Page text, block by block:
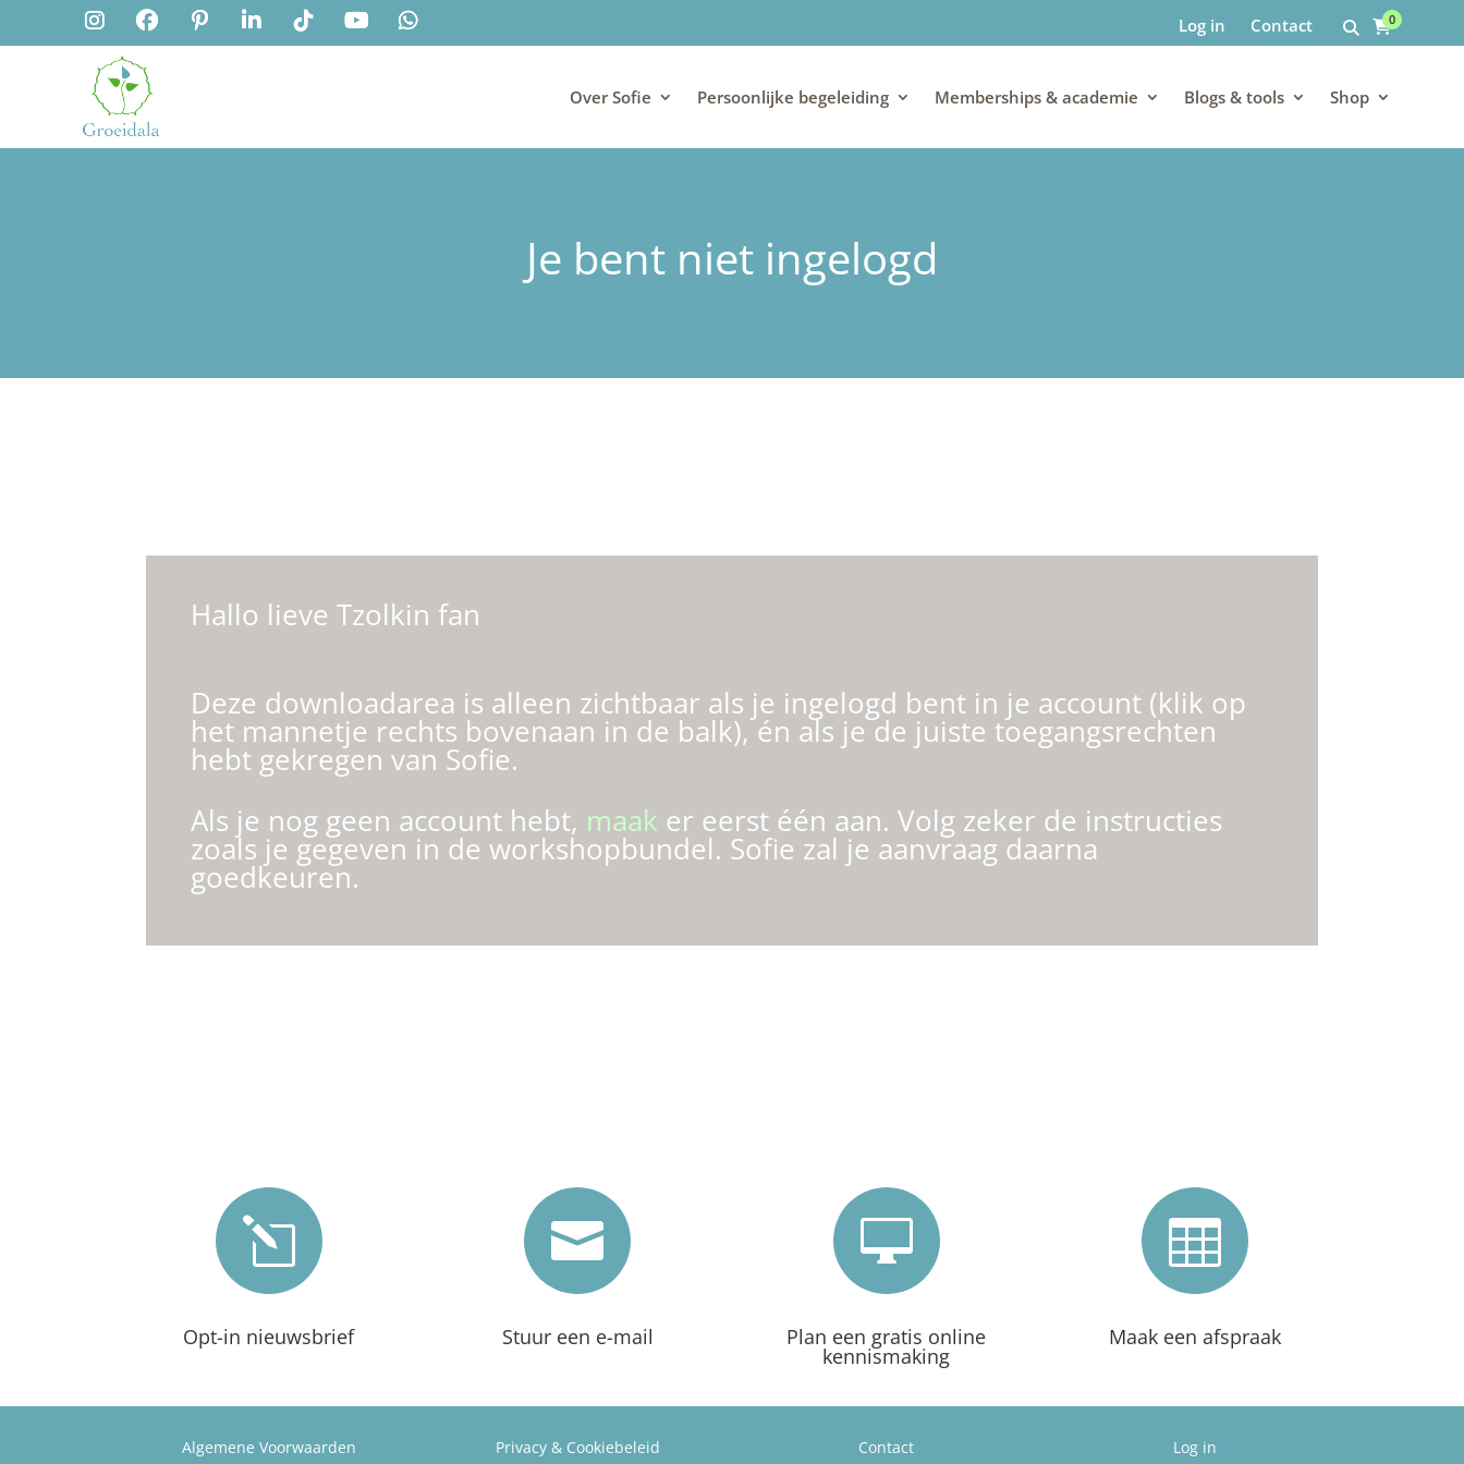
Log in Contact 0
Over Sofie Persoonlijke begeleiding Memberships & academie Blogs & tools Shop
Je bent niet ingelogd
Hallo lieve Tzolkin fan
Deze downloadarea is alleen zichtbaar als je ingelogd bent in je account (klik op
het mannetje rechts bovenaan in de balk),én als je de juiste toegangsrechten
hebt gekregen van Sofie.
Als je nog geen account hebt, maak er eerst één aan. Volg zeker de instructies
zoals je gegeven in de workshopbundel. Sofie zal je aanvraag daarna
goedkeuren.
l
Opt-in nieuwsbrief

Stuur een e-mail

Plan een gratis online
kennismaking

Maak een afspraak
Algemene Voorwaarden Privacy & Cookiebeleid Contact Log in